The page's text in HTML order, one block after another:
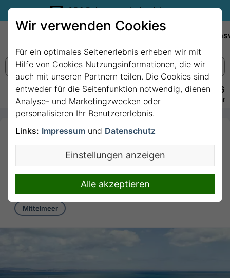
35€ Reisegutschein sichern.
+49 228 3875 7256
Persönlich · Kostenlos · Täglich 08–22 Uhr
7 Nächte Mittelmeer
ab/bis Neapel mit
MSC Divina
7 Nächte von/bis Neapel
Mittelmeer
Wir verwenden Cookies
Für ein optimales Seitenerlebnis erheben wir mit
Hilfe von Cookies Nutzungsinformationen, die wir
auch mit unseren Partnern teilen. Die Cookies sind
entweder für die Seitenfunktion notwendig, dienen
Analyse- und Marketingzwecken oder
personalisieren Ihr Benutzererlebnis.
Links: Impressum und Datenschutz
Einstellungen anzeigen
Alle akzeptieren